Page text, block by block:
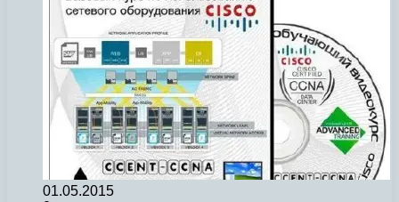
01.05.2015